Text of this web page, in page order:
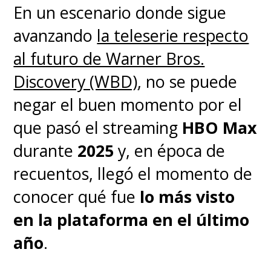
Para elshowrunnerScott
Marder , quien encabezó el
proceso,el objetivo era
realizar un cambio lo más
imperceptible posible para
que los espectadores no
notaran la diferencia, aunque
conocieran la historia del drama
En un escenario donde sigue
avanzando la teleserie respecto
al futuro de Warner Bros.
Discovery (WBD), no se puede
negar el buen momento por el
que pasó el streaming HBO Max
durante 2025 y, en época de
recuentos, llegó el momento de
conocer qué fue lo más visto
en la plataforma en el último
año.